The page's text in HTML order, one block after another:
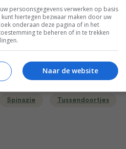
Kinderfeestje recepten
Muffins recepten
Spinazie Tussendoortjes
persoonsgegevens verwerken op basis
hiertegen bezwaar maken door uw
onderaan deze pagina of in het
te beheren of in te trekken
Naar de website